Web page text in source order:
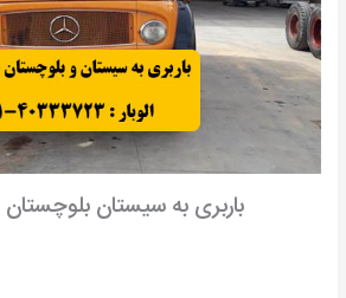
باربری به سیستان بلوچستان